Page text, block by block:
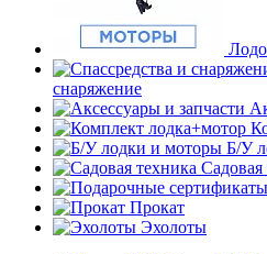
снаряжение
Б/У
Садовая
Прокат
Эхолоты